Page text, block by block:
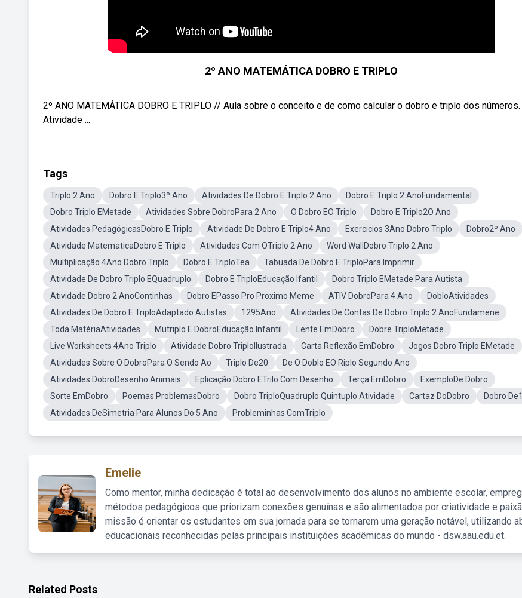
2º ANO MATEMÁTICA DOBRO E TRIPLO
2º ANO MATEMÁTICA DOBRO E TRIPLO // Aula sobre o conceito e de como calcular o dobro e triplo dos
Atividade ...
Tags
Triplo 2 Ano Dobro E Triplo3º Ano Atividades De Dobro E Triplo 2 Ano
Dobro E Triplo 2 AnoFundamental
Dobro Triplo EMetade
Atividades Sobre DobroPara 2 Ano O Dobro EO Triplo
Dobro E Triplo2O Ano
Atividades PedagógicasDobro E Triplo
Atividade De Dobro E Triplo4 Ano Exercicios 3Ano Dobro Triplo
Dobro2º Ano
Atividade MatematicaDobro E Triplo
Atividades Com OTriplo 2 Ano
Word WallDobro Triplo 2 Ano
Multiplicação 4Ano Dobro Triplo
Dobro E TriploTea
Tabuada De Dobro E TriploPara Imprimir
Atividade De Dobro Triplo EQuadruplo
Dobro E TriploEducação Ifantil
Dobro Triplo EMetade Para Autista
Atividade Dobro 2 AnoContinhas
Dobro EPasso Pro Proximo Meme ATIV DobroPara 4 Ano
DobloAtividades
Atividades De Dobro E TriploAdaptado Autistas
1295Ano
Atividades De Contas De Dobro Triplo 2 AnoFundamene
Toda MatériaAtividades
Mutriplo E DobroEducação Infantil Lente EmDobro
Dobre TriploMetade
Live Worksheets 4Ano Triplo
Atividade Dobro TriploIlustrada Carta Reflexão EmDobro
Jogos Dobro Triplo EMetade
Atividades Sobre O DobroPara O Sendo Ao
Triplo De20
De O Doblo EO Riplo Segundo Ano
Atividades DobroDesenho Animais
Eplicação Dobro ETrilo Com Desenho Terça EmDobro
ExemploDe Dobro
Sorte EmDobro
Poemas ProblemasDobro Dobro TriploQuadruplo Quintuplo Atividade Cartaz DoDobro
Dobro
Atividades DeSimetria Para Alunos Do 5 Ano
Probleminhas ComTriplo
Emelie
Como mentor, minha dedicação é total ao desenvolvimento dos alunos no ambiente escolar,
métodos pedagógicos que priorizam conexões genuínas e são alimentados por criatividade e
missão é orientar os estudantes em sua jornada para se tornarem uma geração notável, utilizando
educacionais reconhecidas pelas principais instituições acadêmicas do mundo - dsw.aau.edu.et.
Related Posts